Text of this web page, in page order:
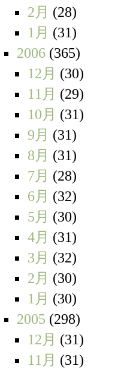
2月 (28)
1月 (31)
2006 (365)
12月 (30)
11月 (29)
10月 (31)
9月 (31)
8月 (31)
7月 (28)
6月 (32)
5月 (30)
4月 (31)
3月 (32)
2月 (30)
1月 (30)
2005 (298)
12月 (31)
11月 (31)